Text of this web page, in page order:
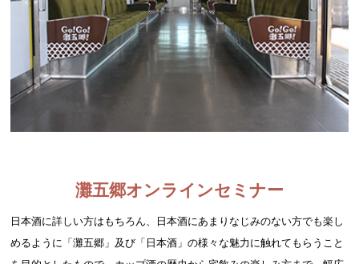
灘五郷オンラインセミナー
日本酒に詳しい方はもちろん、日本酒にあまりなじみのない方でも楽し
めるように「灘五郷」及び「日本酒」の様々な魅力に触れてもらうこと